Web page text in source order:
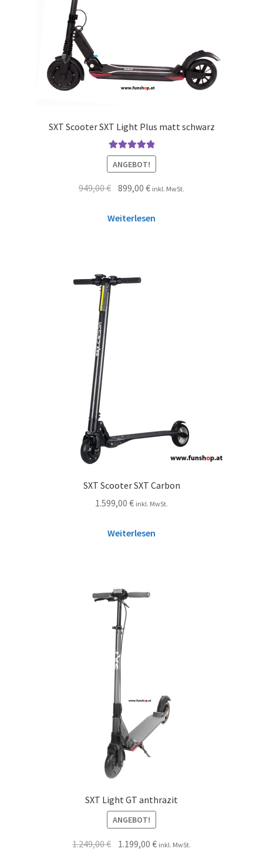
SXT Scooter SXT Light Plus matt schwarz
Bewertet mit
5.00von 5
ANGEBOT!
949,00€ 899,00€ inkl. MwSt.
Weiterlesen
SXT Scooter SXT Carbon
1.599,00 € inkl. MwSt.
Weiterlesen
SXT Light GT anthrazit
ANGEBOT!
1.249,00€ 1.199,00€ inkl. MwSt.